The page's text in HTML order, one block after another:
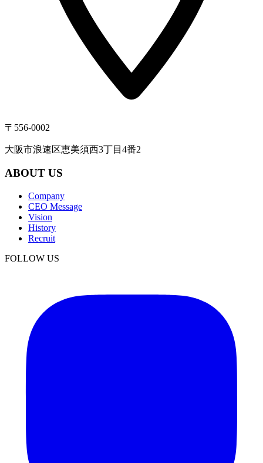
〒556-0002
大阪市浪速区恵美須西3丁目4番2
ABOUT US
Company
CEO Message
Vision
History
Recruit
FOLLOW US